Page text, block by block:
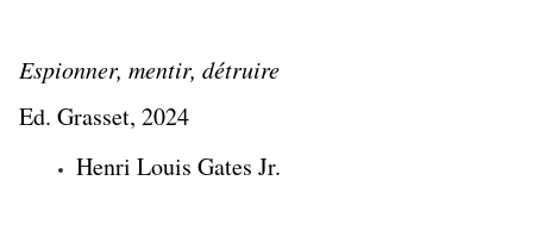
Espionner, mentir, détruire
Ed. Grasset, 2024
Henri Louis Gates Jr.